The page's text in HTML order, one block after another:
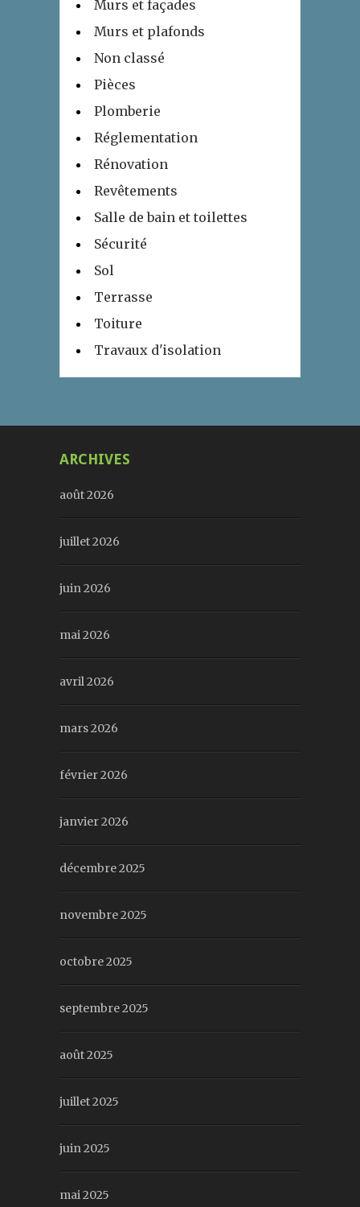
Murs et façades
Murs et plafonds
Non classé
Pièces
Plomberie
Réglementation
Rénovation
Revêtements
Salle de bain et toilettes
Sécurité
Sol
Terrasse
Toiture
Travaux d'isolation
ARCHIVES
août 2026
juillet 2026
juin 2026
mai 2026
avril 2026
mars 2026
février 2026
janvier 2026
décembre 2025
novembre 2025
octobre 2025
septembre 2025
août 2025
juillet 2025
juin 2025
mai 2025